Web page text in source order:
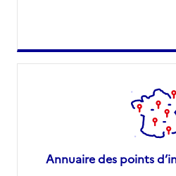
Annuaire des points